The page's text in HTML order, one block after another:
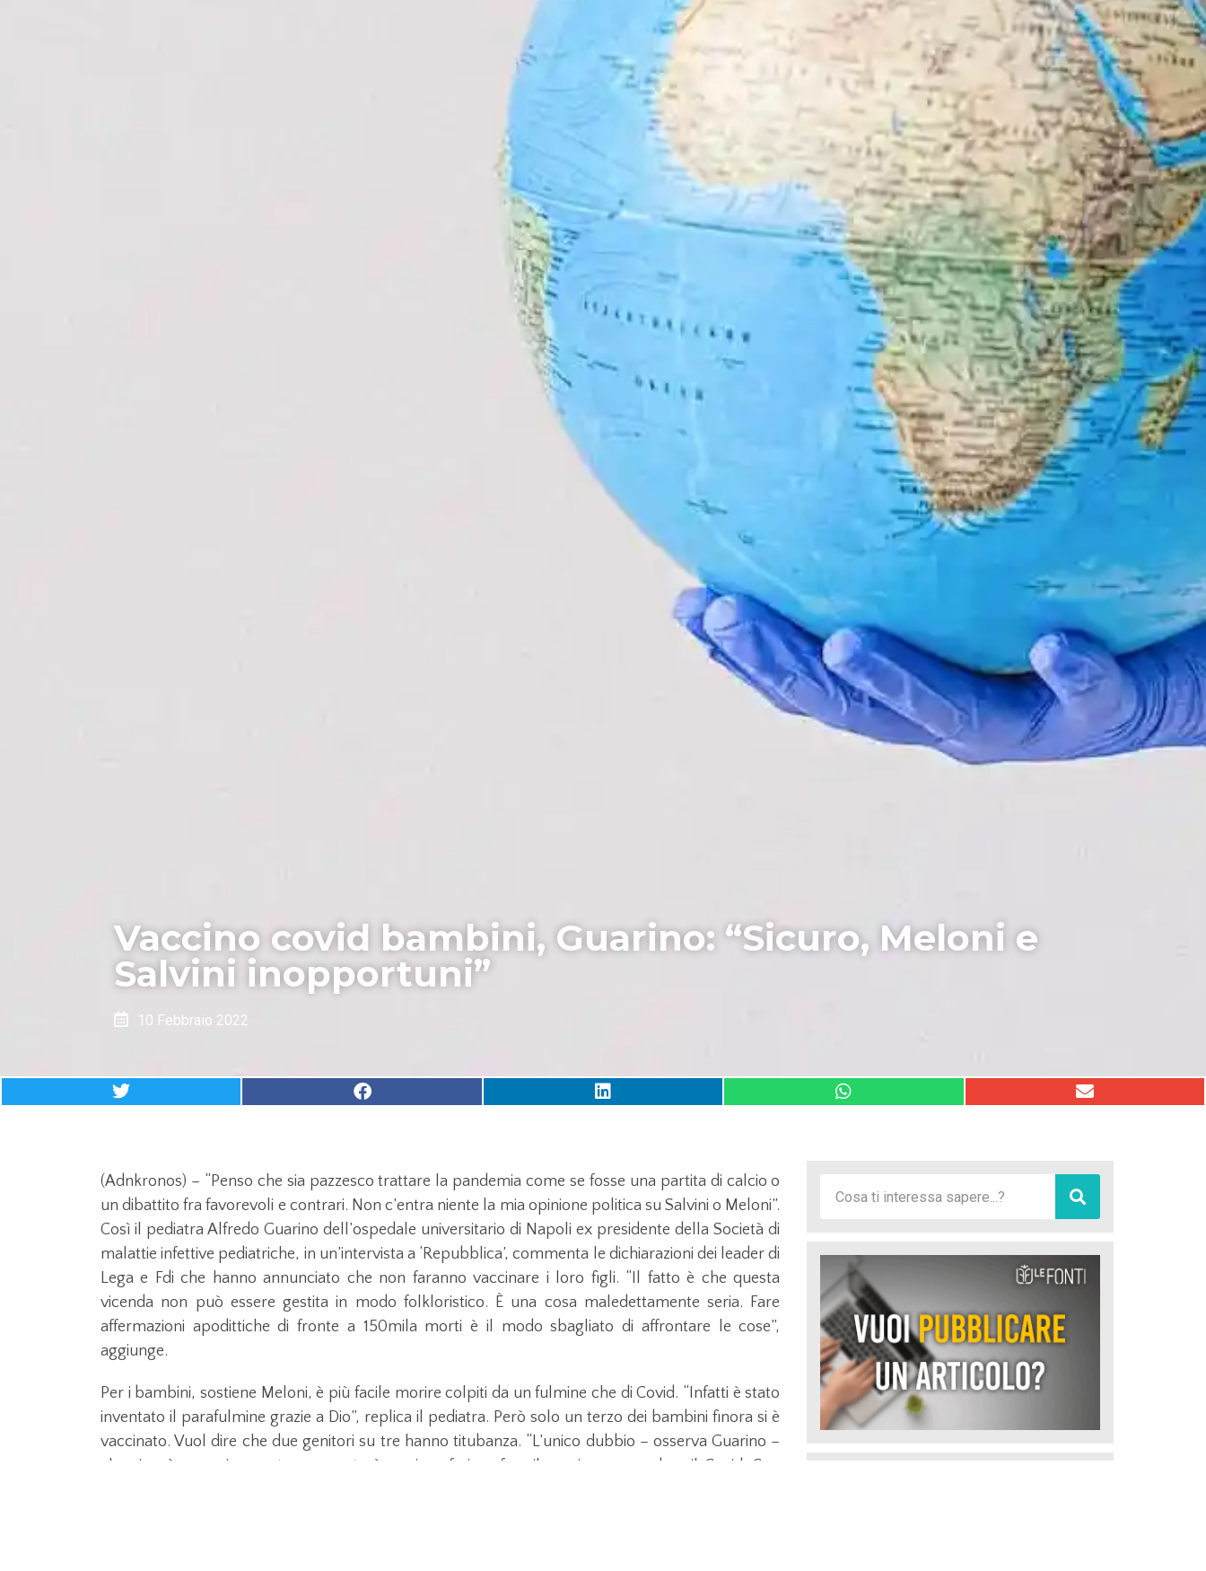
Vaccino covid bambini, Guarino: “Sicuro, Meloni e
Salvini inopportuni”
10 Febbraio 2022
(Adnkronos) – “Penso che sia pazzesco trattare la pandemia come se fosse una partita di calcio o
un dibattito fra favorevoli e contrari. Non c’entra niente la mia opinione politica su Salvini o Meloni”.
Così il pediatra Alfredo Guarino dell’ospedale universitario di Napoli ex presidente della Società di
malattie infettive pediatriche, in un’intervista a ‘Repubblica’, commenta le dichiarazioni dei leader di
Lega e Fdi che hanno annunciato che non faranno vaccinare i loro figli. “Il fatto è che questa
vicenda non può essere gestita in modo folkloristico. È una cosa maledettamente seria. Fare
affermazioni apodittiche di fronte a 150mila morti è il modo sbagliato di affrontare le cose”,
aggiunge.
Per i bambini, sostiene Meloni, è più facile morire colpiti da un fulmine che di Covid. “Infatti è stato
inventato il parafulmine grazie a Dio”, replica il pediatra. Però solo un terzo dei bambini finora si è
vaccinato. Vuol dire che due genitori su tre hanno titubanza. “L’unico dubbio – osserva Guarino –
che si può avere in questo momento è se si preferisce fare il vaccino o prendere il Covid. Con